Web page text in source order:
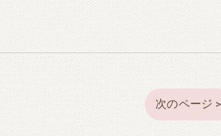
次のページ >